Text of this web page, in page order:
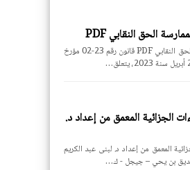
قانون رقم 23-02 يتعلق بممارسة الحق النقابي PDF قانون رقم 23-02 مؤرخ
الجزائية المعمق من إعداد د.
المعمق من إعداد د. لبنى عبد الكريم